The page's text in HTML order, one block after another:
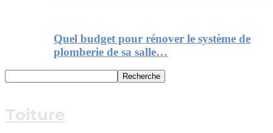
Quel budget pour rénover le système de
plomberie de sa salle…
Toiture